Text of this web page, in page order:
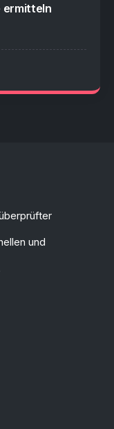
ermitteln
und